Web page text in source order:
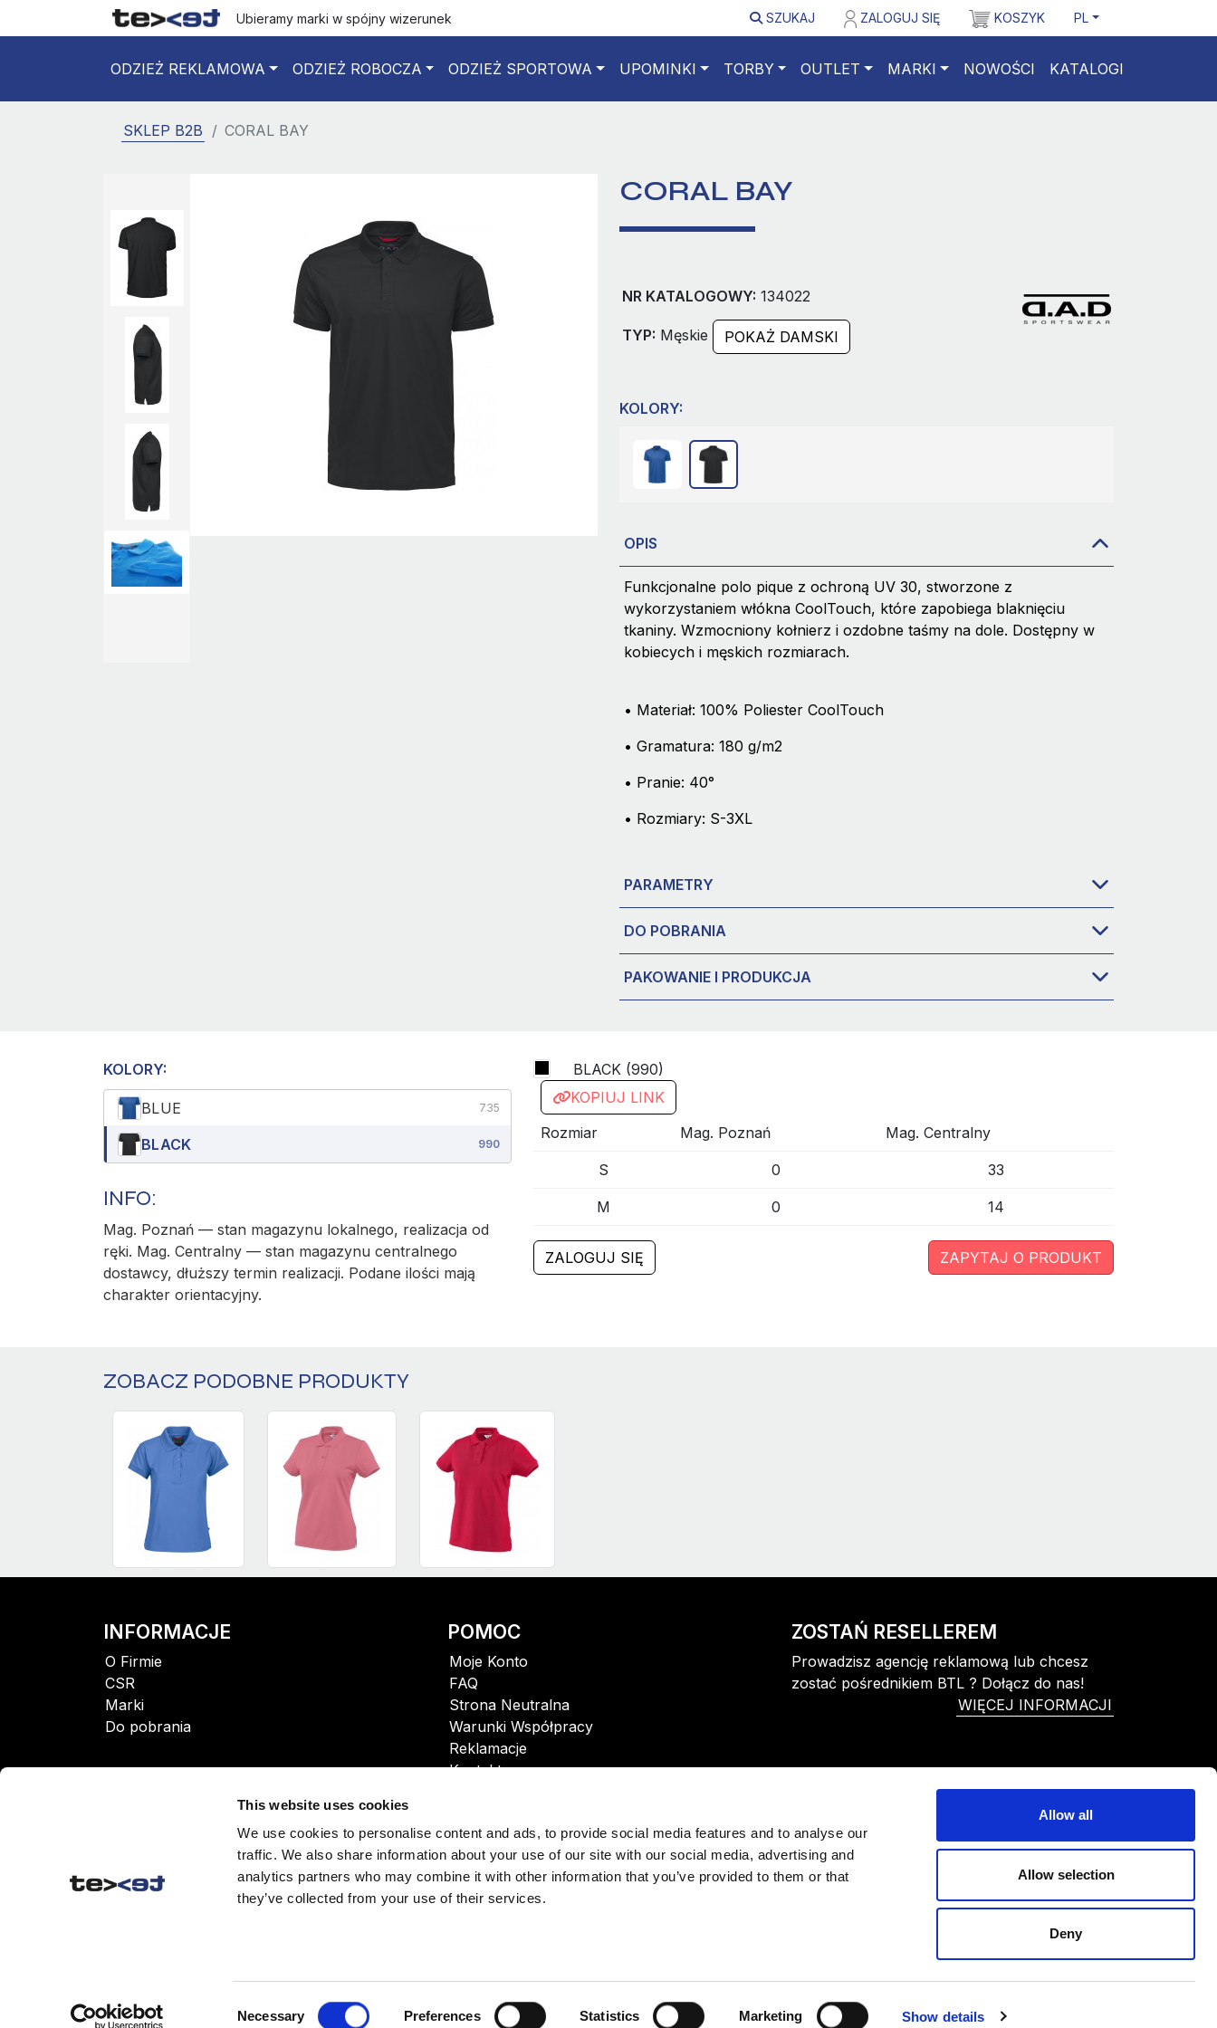
This website uses cookies
We use cookies to personalise content and ads, to provide social media features and to analyse our
traffic. We also share information about your use of our site with our social media, advertising and
analytics partners who may combine it with other information that you’ve provided to them or that
they’ve collected from your use of their services.
Necessary Preferences Statistics Marketing Show details
Allow all
Allow selection
Deny
Ubieramy marki w spójny wizerunek SZUKAJ ZALOGUJ SIĘ KOSZYK PL
ODZIEŻ REKLAMOWA ODZIEŻ ROBOCZA ODZIEŻ SPORTOWA UPOMINKI TORBY OUTLET MARKI NOWOŚCI KATALOGI
SKLEP B2B CORAL BAY
CORAL BAY
NR KATALOGOWY: 134022
TYP: Męskie POKAŻ DAMSKI
KOLORY:
OPIS
Funkcjonalne polo pique z ochroną UV 30, stworzone z
wykorzystaniem włókna CoolTouch, które zapobiega blaknięciu
tkaniny. Wzmocniony kołnierz i ozdobne taśmy na dole. Dostępny w
kobiecych i męskich rozmiarach.
• Materiał: 100% Poliester CoolTouch
• Gramatura: 180 g/m2
• Pranie: 40°
• Rozmiary: S-3XL
PARAMETRY
DO POBRANIA
PAKOWANIE I PRODUKCJA
KOLORY:
BLUE 735
BLACK 990
INFO:
Mag. Poznań — stan magazynu lokalnego, realizacja od
ręki. Mag. Centralny — stan magazynu centralnego
dostawcy, dłuższy termin realizacji. Podane ilości mają
charakter orientacyjny.
BLACK (990)
KOPIUJ LINK
Rozmiar
Mag. Poznań Mag. Centralny
S 0 33
M 0 14
ZALOGUJ SIĘ ZAPYTAJ O PRODUKT
ZOBACZ PODOBNE PRODUKTY
INFORMACJE
O Firmie
CSR
Marki
Do pobrania
POMOC
Moje Konto
FAQ
Strona Neutralna
Warunki Współpracy
Reklamacje
Kontakt
ZOSTAŃ RESELLEREM
Prowadzisz agencję reklamową lub chcesz
zostać pośrednikiem BTL ? Dołącz do nas!
WIĘCEJ INFORMACJI
© 2026 TEXET POLAND Sp. z o.o. ul. Krzemowa 1, Złotniki | 62-002 Suchy Las | Realizacja Studio Moyoki